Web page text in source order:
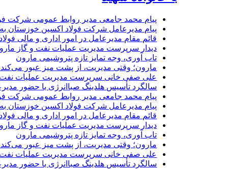
پیام محمد جامعی مدیر روابط عمومی شرکت
پیام مدیرعامل شرکت فولاد اکسین خوزستان
قائم مقام مدیرعامل در امور اداری و مالی
دیدار سرپرست مدیریت عملیات نفت و گاز
تاب آوری، وجه تمایز تازه پتروشیمی مارون
مارون؛ وقتی مدیریت، از پشت میز عبور
علی صفی خانی سرپرست مدیریت عملیات
سالگرد تأسیس هلدینگ صباانرژی با حضور
پیام محمد جامعی مدیر روابط عمومی شرکت
پیام مدیرعامل شرکت فولاد اکسین خوزستان
قائم مقام مدیرعامل در امور اداری و مالی
دیدار سرپرست مدیریت عملیات نفت و گاز
تاب آوری، وجه تمایز تازه پتروشیمی مارون
مارون؛ وقتی مدیریت، از پشت میز عبور
علی صفی خانی سرپرست مدیریت عملیات
سالگرد تأسیس هلدینگ صباانرژی با حضور